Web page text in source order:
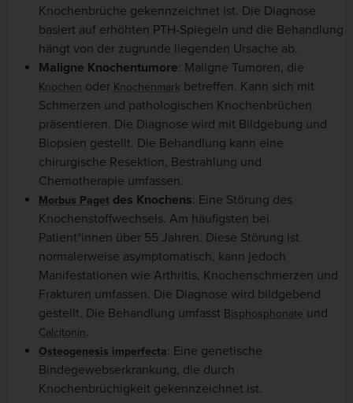
Knochenbrüche gekennzeichnet ist. Die Diagnose
basiert auf erhöhten PTH-Spiegeln und die Behandlung
hängt von der zugrunde liegenden Ursache ab.
Maligne Knochentumore: Maligne Tumoren, die
Knochen oder Knochenmark betreffen. Kann sich mit
Schmerzen und pathologischen Knochenbrüchen
präsentieren. Die Diagnose wird mit Bildgebung und
Biopsien gestellt. Die Behandlung kann eine
chirurgische Resektion, Bestrahlung und
Chemotherapie umfassen.
Morbus Paget des Knochens: Eine Störung des
Knochenstoffwechsels. Am häufigsten bei
Patient*innen über 55 Jahren. Diese Störung ist
normalerweise asymptomatisch, kann jedoch
Manifestationen wie Arthritis, Knochenschmerzen und
Frakturen umfassen. Die Diagnose wird bildgebend
gestellt. Die Behandlung umfasst Bisphosphonate und
Calcitonin.
Osteogenesis imperfecta: Eine genetische
Bindegewebserkrankung, die durch
Knochenbrüchigkeit gekennzeichnet ist.